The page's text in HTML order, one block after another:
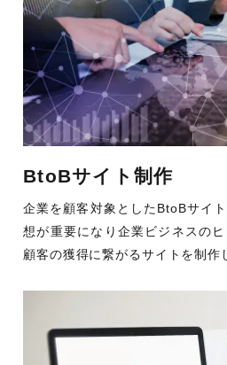
BtoBサイト制作
企業を顧客対象としたBtoBサイ
想が重要になり企業ビジネスの
顧客の獲得に繋がるサイトを制作